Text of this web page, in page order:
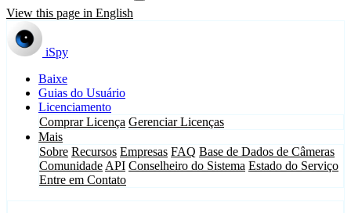
View this page in English
iSpy
Baixe
Guias do Usuário
Licenciamento
Comprar Licença Gerenciar Licenças
Mais
Sobre Recursos Empresas FAQ Base de Dados de Câmeras
Comunidade API Conselheiro do Sistema Estado do Serviço
Entre em Contato